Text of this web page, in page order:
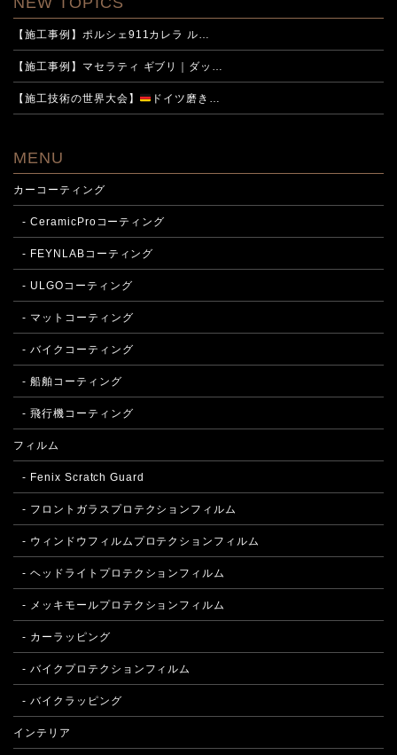
【施工事例】ポルシェ911カレラ ル…
【施工事例】マセラティ ギブリ｜ダッ…
【施工技術の世界大会】 ドイツ磨き…
MENU
カーコーティング
- CeramicProコーティング
- FEYNLABコーティング
- ULGOコーティング
- マットコーティング
- バイクコーティング
- 船舶コーティング
- 飛行機コーティング
フィルム
- Fenix Scratch Guard
- フロントガラスプロテクションフィルム
- ウィンドウフィルムプロテクションフィルム
- ヘッドライトプロテクションフィルム
- メッキモールプロテクションフィルム
- カーラッピング
- バイクプロテクションフィルム
- バイクラッピング
インテリア